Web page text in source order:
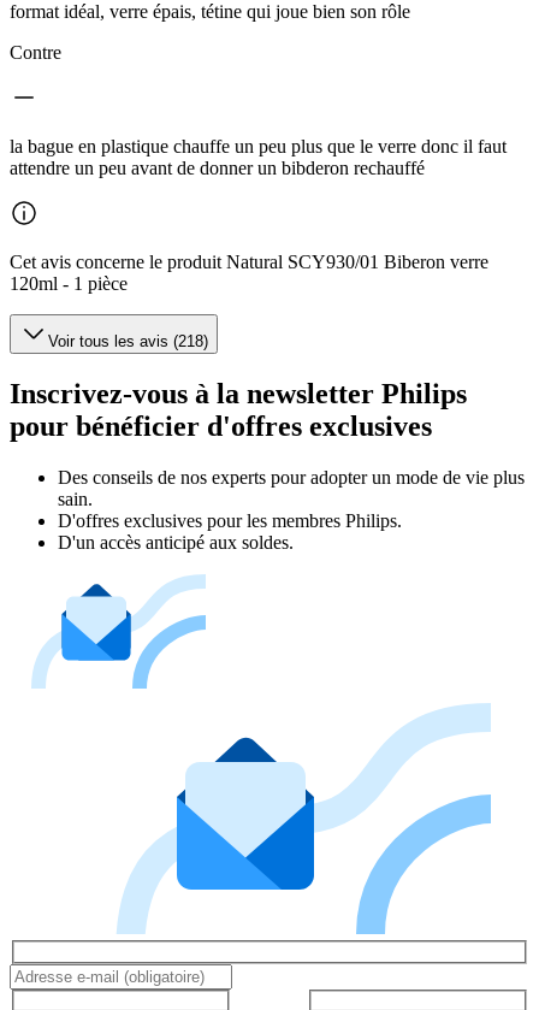
format idéal, verre épais, tétine qui joue bien son rôle
Contre
la bague en plastique chauffe un peu plus que le verre donc il faut
attendre un peu avant de donner un bibderon rechauffé
Cet avis concerne le produit Natural SCY930/01 Biberon verre
120ml - 1 pièce
Voir tous les avis (218)
Inscrivez-vous à la newsletter Philips
pour bénéficier d'offres exclusives
Des conseils de nos experts pour adopter un mode de vie plus
sain.
D'offres exclusives pour les membres Philips.
D'un accès anticipé aux soldes.